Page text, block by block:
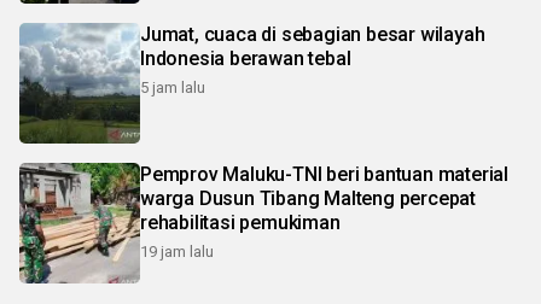
Jumat, cuaca di sebagian besar wilayah
Indonesia berawan tebal
5 jam lalu
Pemprov Maluku-TNI beri bantuan material
warga Dusun Tibang Malteng percepat
rehabilitasi pemukiman
19 jam lalu